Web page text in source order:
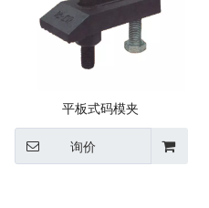
平板式码模夹
询价